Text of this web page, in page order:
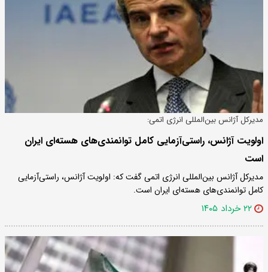
مدیرکل آژانس بین‌المللی انرژی اتمی:
اولویت آژانس، راستی‌آزمایی کامل توانمندی‌های هسته‌ای ایران
است
مدیرکل آژانس بین‌المللی انرژی اتمی گفت که: اولویت آژانس، راستی‌آزمایی
کامل توانمندی‌های هسته‌ای ایران است.
۲۲ خرداد ۱۴۰۵